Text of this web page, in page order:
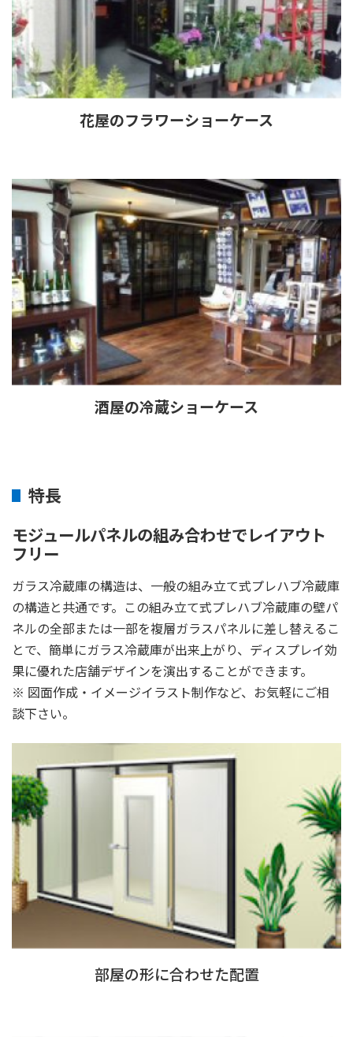
花屋のフラワーショーケース
酒屋の冷蔵ショーケース
特長
モジュールパネルの組み合わせでレイアウト
フリー
ガラス冷蔵庫の構造は、一般の組み立て式プレハブ冷蔵庫
の構造と共通です。この組み立て式プレハブ冷蔵庫の壁パ
ネルの全部または一部を複層ガラスパネルに差し替えるこ
とで、簡単にガラス冷蔵庫が出来上がり、ディスプレイ効
果に優れた店舗デザインを演出することができます。
※ 図面作成・イメージイラスト制作など、お気軽にご相
談下さい。
部屋の形に合わせた配置